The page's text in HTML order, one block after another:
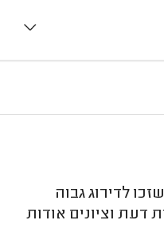
לדירוג גבוה
דעת וציונים אודות